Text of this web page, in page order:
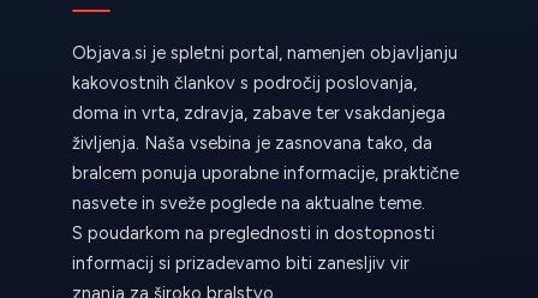
Objava.si je spletni portal, namenjen objavljanju
kakovostnih člankov s področij poslovanja,
doma in vrta, zdravja, zabave ter vsakdanjega
življenja. Naša vsebina je zasnovana tako, da
bralcem ponuja uporabne informacije, praktične
nasvete in sveže poglede na aktualne teme.
S poudarkom na preglednosti in dostopnosti
informacij si prizadevamo biti zanesljiv vir
znanja za široko bralstvo.